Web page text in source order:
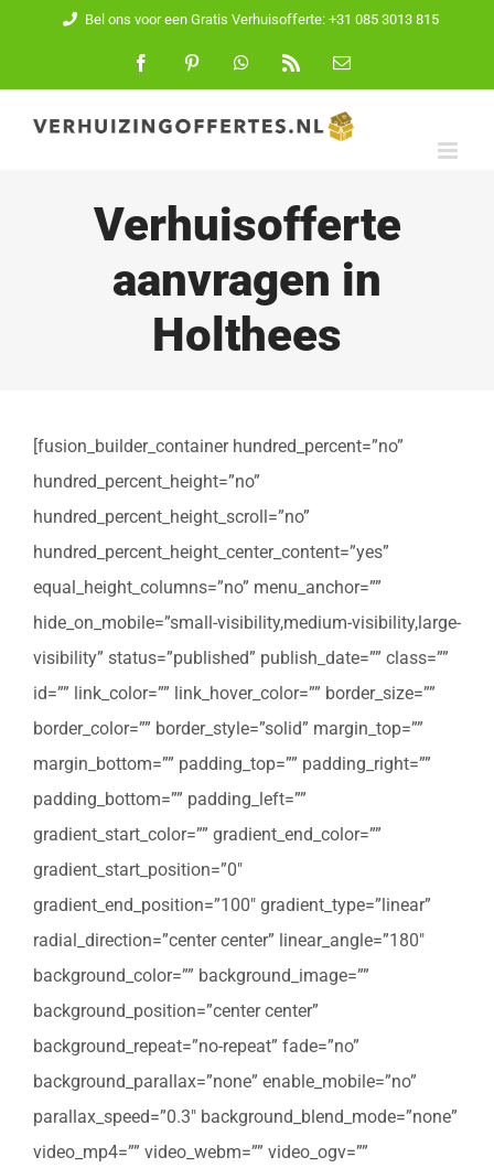
inhoud
Bel ons voor een Gratis Verhuisofferte: +31 085 3013 815
FacebookPinterest WhatsApp
E-
Verhuisofferte
aanvragen in
Holthees
[fusion_builder_container hundred_percent=”no”
hundred_percent_height=”no”
hundred_percent_height_scroll=”no”
hundred_percent_height_center_content=”yes”
equal_height_columns=”no” menu_anchor=””
hide_on_mobile=”small-visibility,medium-visibility,large-
visibility” status=”published” publish_date=”” class=””
id=”” link_color=”” link_hover_color=”” border_size=””
border_color=”” border_style=”solid” margin_top=””
margin_bottom=”” padding_top=”” padding_right=””
padding_bottom=”” padding_left=””
gradient_start_color=”” gradient_end_color=””
gradient_start_position=”0″
gradient_end_position=”100″ gradient_type=”linear”
radial_direction=”center center” linear_angle=”180″
background_color=”” background_image=””
background_position=”center center”
background_repeat=”no-repeat” fade=”no”
background_parallax=”none” enable_mobile=”no”
parallax_speed=”0.3″ background_blend_mode=”none”
video_mp4=”” video_webm=”” video_ogv=””